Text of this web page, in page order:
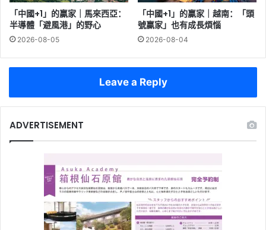
「中國+1」的贏家｜馬來西亞：
半導體「避風港」的野心
2026-08-05
「中國+1」的贏家｜越南：「頭
號贏家」也有成長煩惱
2026-08-04
Leave a Reply
ADVERTISEMENT